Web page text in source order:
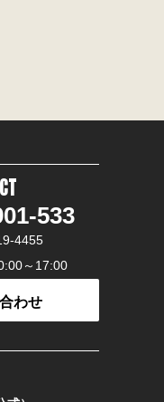
533
4455
～17:00
わせ